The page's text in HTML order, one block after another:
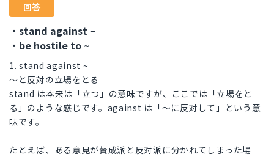
回答
・stand against ~
・be hostile to ~
1. stand against ~
～と反対の立場をとる
stand は本来は「立つ」の意味ですが、ここでは「立場をと
る」のような感じです。against は「～に反対して」という意
味です。
たとえば、ある意見が賛成派と反対派に分かれてしまった場